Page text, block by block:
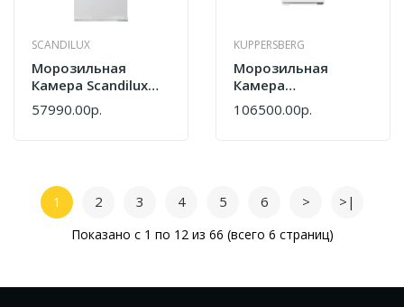
SCANDILUX
Морозильная
Камера Scandilux
FNBI350
57990.00р.
KUPPERSBERG
Морозильная
Камера
Встраиваемая
Kuppersberg SFB
106500.00р.
1 2 3 4 5 6 > >|
Показано с 1 по 12 из 66 (всего 6 страниц)